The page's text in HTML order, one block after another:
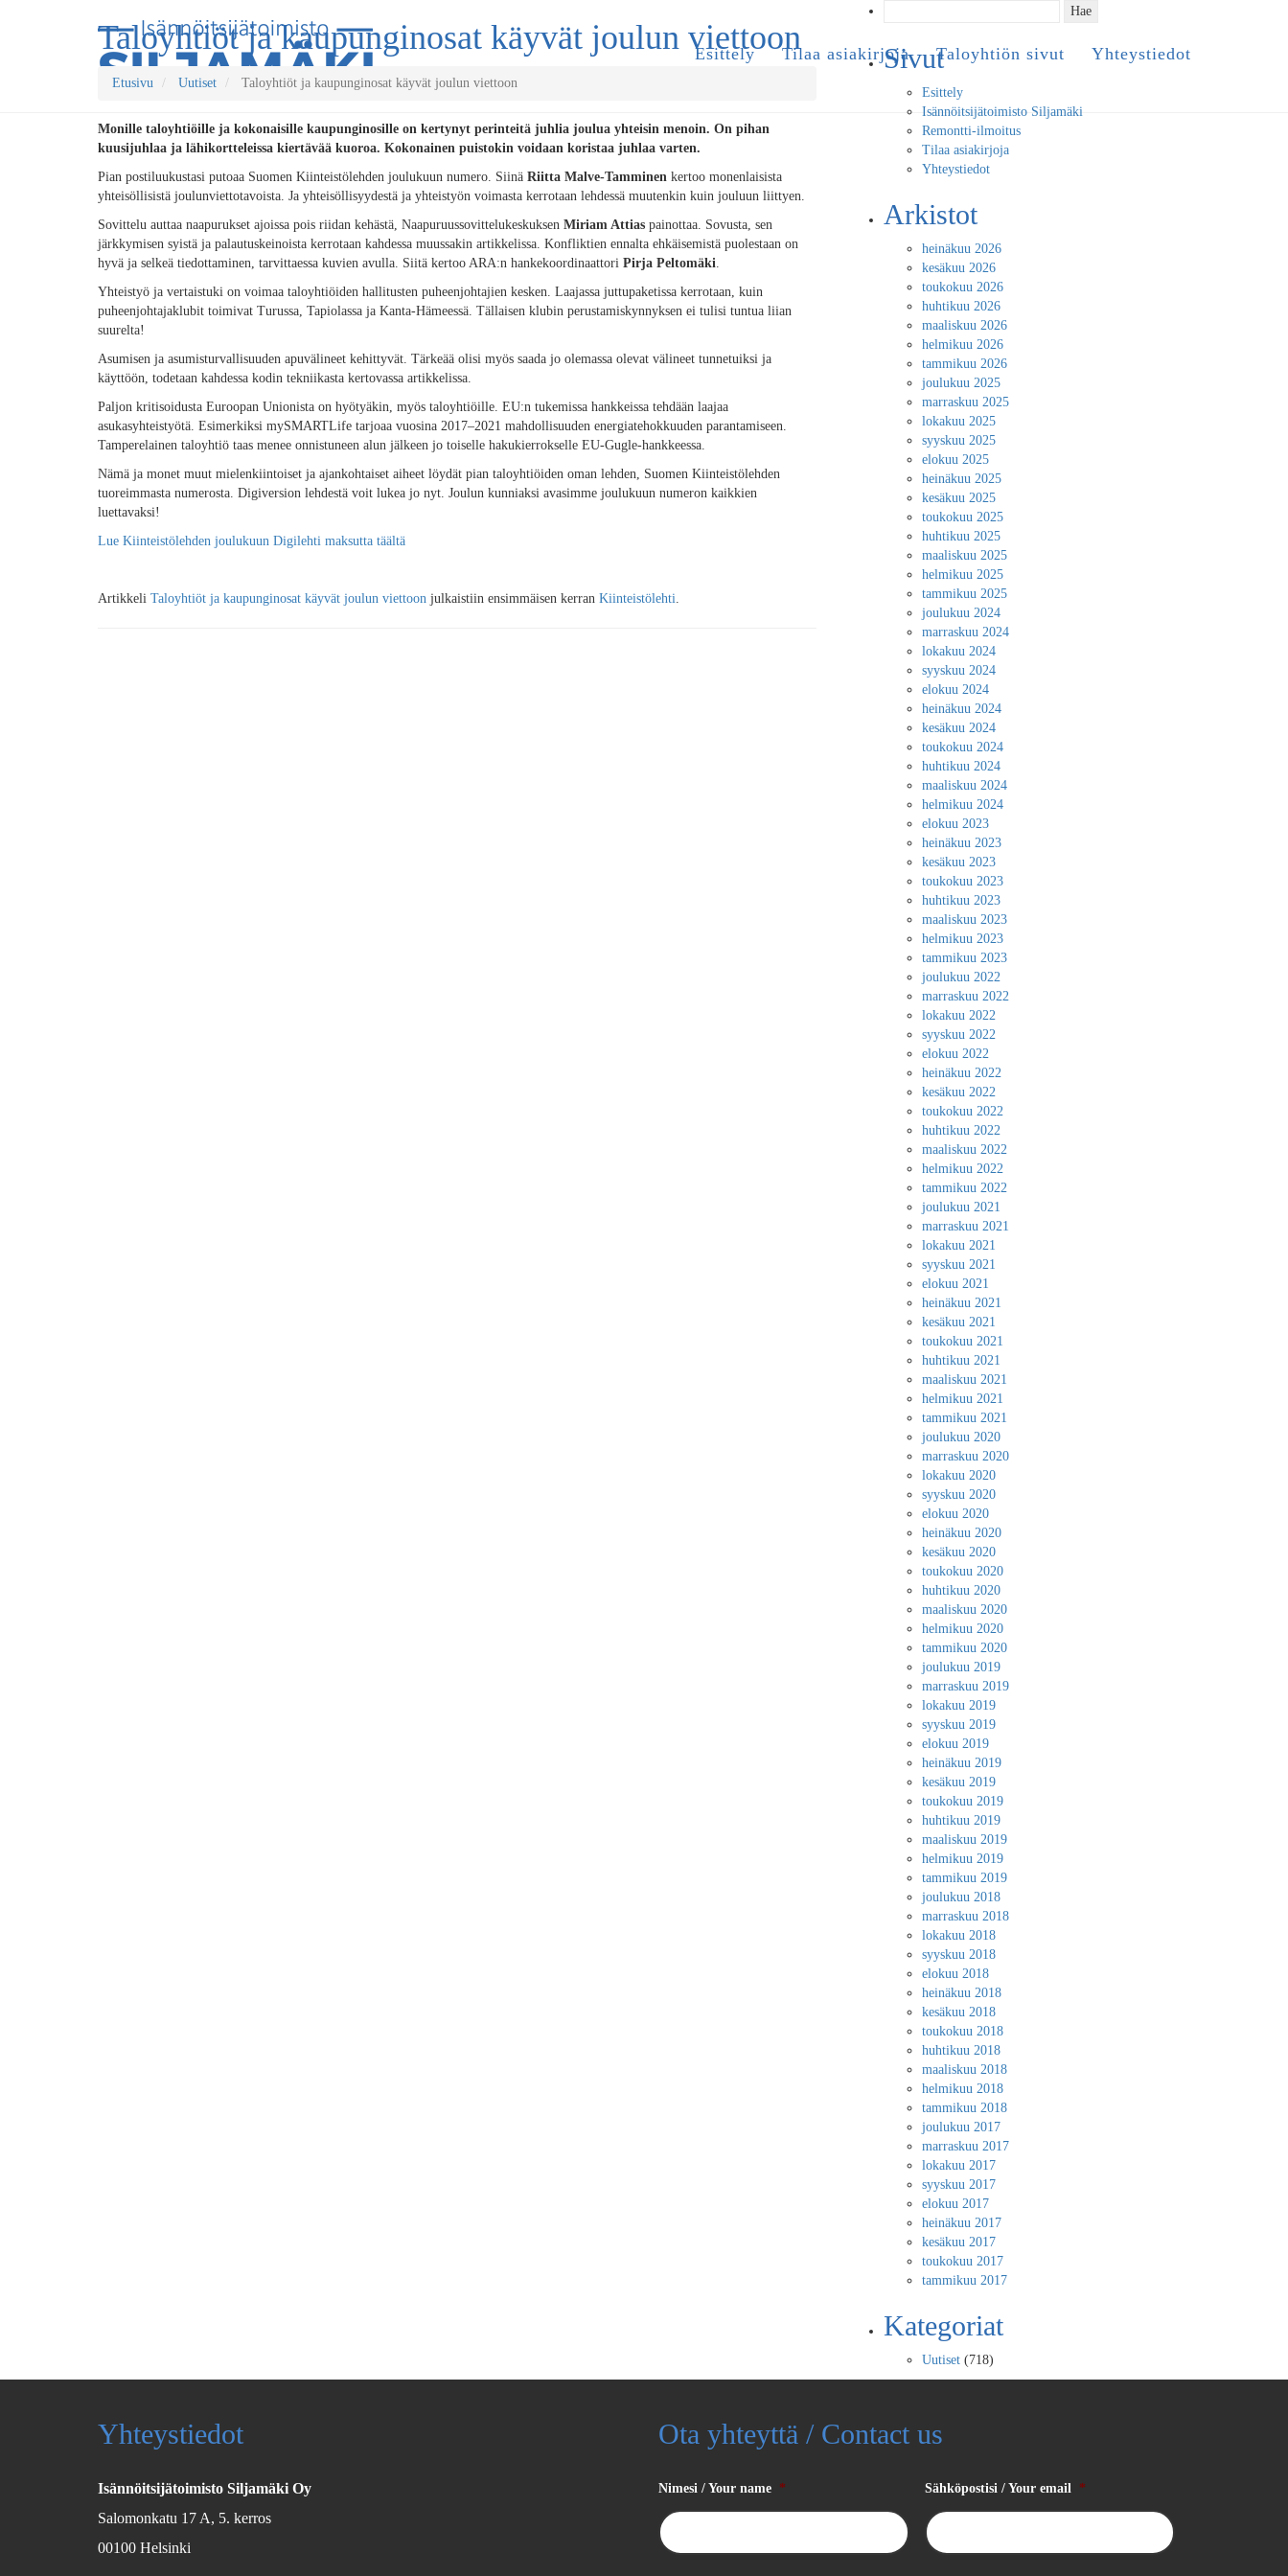
Esittely Tilaa asiakirjoja Taloyhtiön sivut Yhteystiedot
Taloyhtiöt ja kaupunginosat käyvät joulun viettoon
Etusivu Uutiset Taloyhtiöt ja kaupunginosat käyvät joulun viettoon
Monille taloyhtiöille ja kokonaisille kaupunginosille on kertynyt perinteitä juhlia joulua yhteisin menoin. On pihan
kuusijuhlaa ja lähikortteleissa kiertävää kuoroa. Kokonainen puistokin voidaan koristaa juhlaa varten.
Pian postiluukustasi putoaa Suomen Kiinteistölehden joulukuun numero. Siinä Riitta Malve-Tamminen kertoo monenlaisista
yhteisöllisistä joulunviettotavoista. Ja yhteisöllisyydestä ja yhteistyön voimasta kerrotaan lehdessä muutenkin kuin jouluun liittyen.
Sovittelu auttaa naapurukset ajoissa pois riidan kehästä, Naapuruussovittelukeskuksen Miriam Attias painottaa. Sovusta, sen
järkkymisen syistä ja palautuskeinoista kerrotaan kahdessa muussakin artikkelissa. Konfliktien ennalta ehkäisemistä puolestaan on
hyvä ja selkeä tiedottaminen, tarvittaessa kuvien avulla. Siitä kertoo ARA:n hankekoordinaattori Pirja Peltomäki.
Yhteistyö ja vertaistuki on voimaa taloyhtiöiden hallitusten puheenjohtajien kesken. Laajassa juttupaketissa kerrotaan, kuin
puheenjohtajaklubit toimivat Turussa, Tapiolassa ja Kanta-Hämeessä. Tällaisen klubin perustamiskynnyksen ei tulisi tuntua liian
suurelta!
Asumisen ja asumisturvallisuuden apuvälineet kehittyvät. Tärkeää olisi myös saada jo olemassa olevat välineet tunnetuiksi ja
käyttöön, todetaan kahdessa kodin tekniikasta kertovassa artikkelissa.
Paljon kritisoidusta Euroopan Unionista on hyötyäkin, myös taloyhtiöille. EU:n tukemissa hankkeissa tehdään laajaa
asukasyhteistyötä. Esimerkiksi mySMARTLife tarjoaa vuosina 2017–2021 mahdollisuuden energiatehokkuuden parantamiseen.
Tamperelainen taloyhtiö taas menee onnistuneen alun jälkeen jo toiselle hakukierrokselle EU-Gugle-hankkeessa.
Nämä ja monet muut mielenkiintoiset ja ajankohtaiset aiheet löydät pian taloyhtiöiden oman lehden, Suomen Kiinteistölehden
tuoreimmasta numerosta. Digiversion lehdestä voit lukea jo nyt. Joulun kunniaksi avasimme joulukuun numeron kaikkien
luettavaksi!
Lue Kiinteistölehden joulukuun Digilehti maksutta täältä
Artikkeli Taloyhtiöt ja kaupunginosat käyvät joulun viettoon julkaistiin ensimmäisen kerran Kiinteistölehti.
Sivut
Esittely
Isännöitsijätoimisto Siljamäki
Remontti-ilmoitus
Tilaa asiakirjoja
Yhteystiedot
Arkistot
heinäkuu 2026
kesäkuu 2026
toukokuu 2026
huhtikuu 2026
maaliskuu 2026
helmikuu 2026
tammikuu 2026
joulukuu 2025
marraskuu 2025
lokakuu 2025
syyskuu 2025
elokuu 2025
heinäkuu 2025
kesäkuu 2025
toukokuu 2025
huhtikuu 2025
maaliskuu 2025
helmikuu 2025
tammikuu 2025
joulukuu 2024
marraskuu 2024
lokakuu 2024
syyskuu 2024
elokuu 2024
heinäkuu 2024
kesäkuu 2024
toukokuu 2024
huhtikuu 2024
maaliskuu 2024
helmikuu 2024
elokuu 2023
heinäkuu 2023
kesäkuu 2023
toukokuu 2023
huhtikuu 2023
maaliskuu 2023
helmikuu 2023
tammikuu 2023
joulukuu 2022
marraskuu 2022
lokakuu 2022
syyskuu 2022
elokuu 2022
heinäkuu 2022
kesäkuu 2022
toukokuu 2022
huhtikuu 2022
maaliskuu 2022
helmikuu 2022
tammikuu 2022
joulukuu 2021
marraskuu 2021
lokakuu 2021
syyskuu 2021
elokuu 2021
heinäkuu 2021
kesäkuu 2021
toukokuu 2021
huhtikuu 2021
maaliskuu 2021
helmikuu 2021
tammikuu 2021
joulukuu 2020
marraskuu 2020
lokakuu 2020
syyskuu 2020
elokuu 2020
heinäkuu 2020
kesäkuu 2020
toukokuu 2020
huhtikuu 2020
maaliskuu 2020
helmikuu 2020
tammikuu 2020
joulukuu 2019
marraskuu 2019
lokakuu 2019
syyskuu 2019
elokuu 2019
heinäkuu 2019
kesäkuu 2019
toukokuu 2019
huhtikuu 2019
maaliskuu 2019
helmikuu 2019
tammikuu 2019
joulukuu 2018
marraskuu 2018
lokakuu 2018
syyskuu 2018
elokuu 2018
heinäkuu 2018
kesäkuu 2018
toukokuu 2018
huhtikuu 2018
maaliskuu 2018
helmikuu 2018
tammikuu 2018
joulukuu 2017
marraskuu 2017
lokakuu 2017
syyskuu 2017
elokuu 2017
heinäkuu 2017
kesäkuu 2017
toukokuu 2017
tammikuu 2017
Kategoriat
Uutiset (718)
Yhteystiedot
Isännöitsijätoimisto Siljamäki Oy
Salomonkatu 17 A, 5. kerros
00100 Helsinki
Ota yhteyttä / Contact us
Nimesi / Your name * Sähköpostisi / Your email *